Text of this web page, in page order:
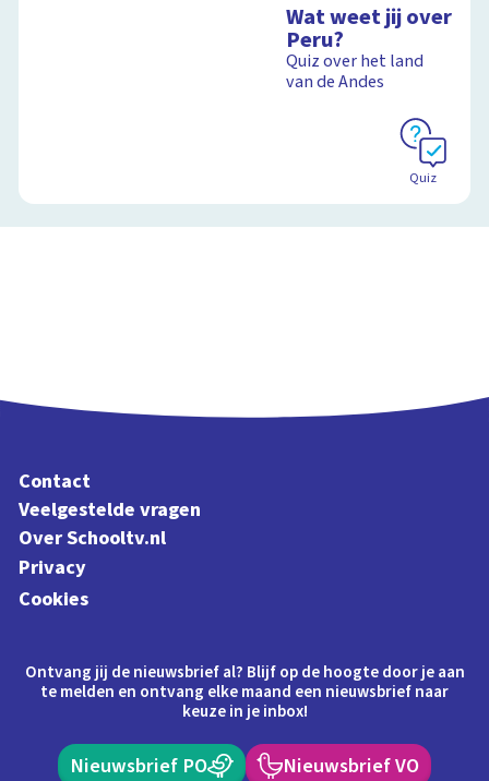
Wat weet jij over
Peru?
Quiz over het land
van de Andes
Quiz
Contact
Veelgestelde vragen
Over Schooltv.nl
Privacy
Cookies
Ontvang jij de nieuwsbrief al? Blijf op de hoogte door je aan
te melden en ontvang elke maand een nieuwsbrief naar
keuze in je inbox!
Nieuwsbrief PO Nieuwsbrief VO